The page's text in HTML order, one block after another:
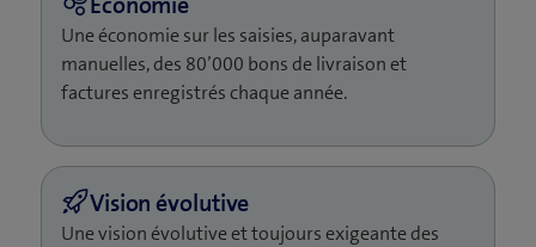
Une économie sur les saisies, auparavant
manuelles, des 80’000 bons de livraison et
factures enregistrés chaque année.
Une vision évolutive et toujours exigeante des